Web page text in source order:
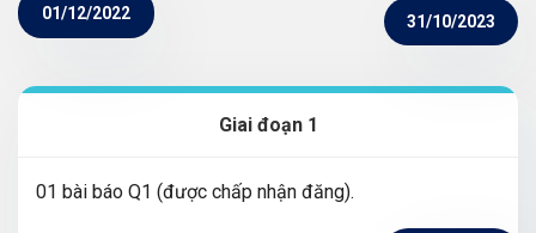
01/12/2022 31/10/2023
Giai đoạn 1
01 bài báo Q1 (được chấp nhận đăng).